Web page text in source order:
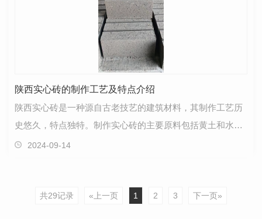
陕西实心砖的制作工艺及特点介绍
陕西实心砖是一种源自古老技艺的建筑材料，其制作工艺历
史悠久，特点独特。制作实心砖的主要原料包括黄土和水，
在传统的烧制过程中，工匠们将黄土砸碎成颗粒，加入…
2024-09-14
共29记录 «上一页 1 2 3 下一页»